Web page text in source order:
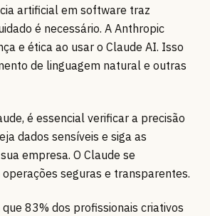
artificial em software traz
é necessário. A Anthropic
e ética ao usar o Claude AI. Isso
de linguagem natural e outras
é essencial verificar a precisão
dados sensíveis e siga as
empresa. O Claude se
seguras e transparentes.
83% dos profissionais criativos